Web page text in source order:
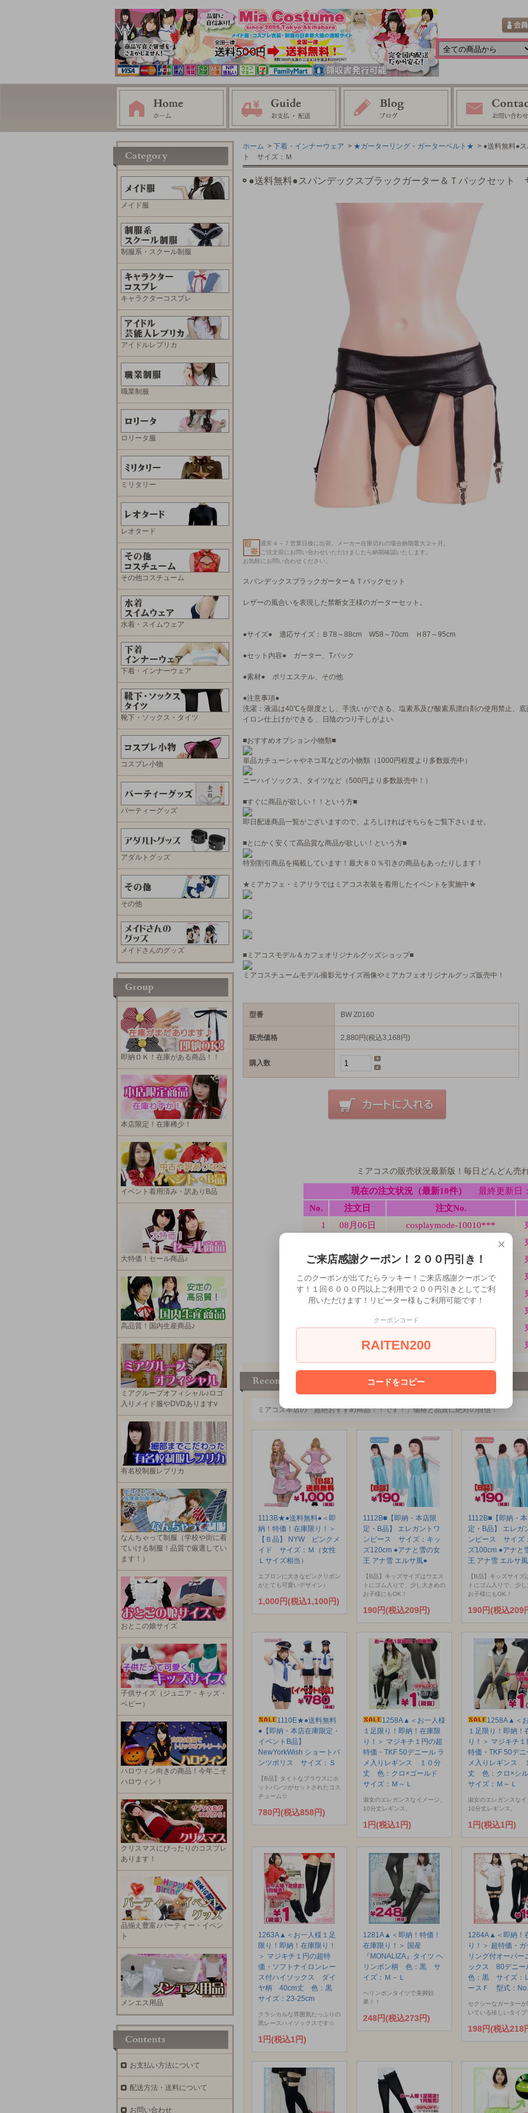
ホーム > 下着・インナーウェア > ★ガーターリング・ガーターベルト★ > ●送料無料●
ト サイズ：Ｍ
●送料無料●スパンデックスブラックガーター＆Ｔバックセット
通常４～７営業日後に出荷。メーカー在庫切れの場合納期最大２ヶ月。
ご注文前にお問い合わせいただけましたら納期確認いたします。
お気軽にお問い合わせください。
スパンデックスブラックガーター＆Ｔバックセット
レザーの風合いを表現した禁断女王様のガーターセット。
●サイズ● 適応サイズ：Ｂ78～88cm W58～70cm Ｈ87～95cm
●セット内容● ガーター、Tバック
●素材● ポリエステル、その他
●注意事項●
洗濯：液温は40℃を限度とし、手洗いができる、塩素系及び酸素系漂白剤の使用禁止、
イロン仕上げができる 、日陰のつり干しがよい
■おすすめオプション小物類■
単品カチューシャやネコ耳などの小物類（1000円程度より多数販売中）
ニーハイソックス、タイツなど（500円より多数販売中！）
■すぐに商品が欲しい！！という方■
即日配達商品一覧がございますので、よろしければそちらをご覧下さいませ。
■とにかく安くて高品質な商品が欲しい！という方■
特別割引商品を掲載しています！最大８０％引きの商品もあったりします！
★ミアカフェ・ミアリラではミアコス衣装を着用したイベントを実施中★
■ミアコスモデル＆カフェオリジナルグッズショップ■
ミアコスチュームモデル撮影元サイズ画像やミアカフェオリジナルグッズ販売中！
型番 BW Z0160
販売価格 2,880円(税込3,168円)
購入数
ミアコスの販売状況最新版！毎日どんどん売
ミアコス本店の「超絶おすすめ商品！！です！」価格と品質に絶対の自信！
1113B★●送料無料●＜即
納！特価！在庫限り！＞
【Ｂ品】 NYW ピンクメ
イド サイズ：Ｍ（女性
Ｌサイズ相当）
エプロンに大きなピンクリボン
がとても可愛いデザイン♪
1,000円(税込1,100円)
1112B■【即納・本店限
定・B品】 エレガントワ
ンピース サイズ：キッ
ズ120cm ●アナと雪の女
王 アナ雪 エルサ風●
【B品】キッズサイズはウエス
トにゴム入りで、少し大きめの
お子様にもOK！
190円(税込209円)
1112B■【即納・
定・B品】 エレガ
ンピース サイズ
ズ100cm ●アナと
王 アナ雪 エルサ
【B品】キッズサイズ
トにゴム入りで、少
お子様にもOK！
190円(税込209
1110E★●送料無料
●【即納・本店在庫限定・
イベントB品】
NewYorkWish ショートパ
ンツポリス サイズ：Ｓ
【B品】タイトなブラウスにホ
ットパンツがセットされたコス
チューム☆
780円(税込858円)
1258A▲＜お一人様
１足限り！即納！在庫限
り！＞ マジキチ１円の超
特価・TKF 50デニール ラ
メ入りレギンス １０分
丈 色：クロ×ゴールド
サイズ：Ｍ～Ｌ
淑女のエレガンスなイメージ、
10分丈レギンス。
1円(税込1円)
1258A▲＜
１足限り！即納！
り！＞ マジキチ１
特価・TKF 50デニ
メ入りレギンス
丈 色：クロ×シ
サイズ：Ｍ～Ｌ
淑女のエレガンスなイ
10分丈レギンス。
1円(税込1円)
1263A▲＜お一人様１足
限り！即納！在庫限り！
＞ マジキチ１円の超特
価・ソフトナイロンレー
ス付ハイソックス ダイ
ヤ柄 40cm丈 色：黒
サイズ：23-25cm
クラシカルな雰囲気たっぷりの
黒レースハイソックスです☆
1円(税込1円)
1281A▲＜即納！特価！
在庫限り！＞ 国産
『MONALIZA』タイツ ヘ
リンボン柄 色：黒 サ
イズ：Ｍ－Ｌ
ヘリンボンタイツで美脚効
果！！
248円(税込273円)
1264A▲＜即納！
り！＞ 超特価・ガ
リング付オーバー
ックス 80デニ
色：黒 サイズ：
ースＦ 型式：
セクシーなガーターが
いている珍しいタイプ
198円(税込218
メイド服
制服系・スクール制服
キャラクターコスプレ
アイドルレプリカ
職業制服
ロリータ服
ミリタリー
レオタード
その他コスチューム
水着・スイムウェア
下着・インナーウェア
靴下・ソックス・タイツ
コスプレ小物
パーティーグッズ
アダルトグッズ
その他
メイドさんのグッズ
即納ＯＫ！在庫がある商品！！
本店限定！在庫稀少！
イベント着用済み・訳ありB品
大特価！セール商品♪
高品質！国内生産商品♪
ミアグループオフィシャル♪ロゴ
入りメイド服やDVDありますv
有名校制服レプリカ
なんちゃって制服（学校や街に着
ていける制服！品質で厳選してい
ます！）
おとこの娘サイズ
子供サイズ（ジュニア・キッズ・
ベビー）
ハロウィン向きの商品！今年こそ
ハロウィン！
クリスマスにぴったりのコスプレ
あります！
品揃え豊富♪パーティー・イベン
ト
メンエス用品
お支払い方法について
配送方法・送料について
お問い合わせ
×
ご来店感謝クーポン！２００円引き！
このクーポンが出てたらラッキー！ご来店感謝クーポンで
す！１回６０００円以上ご利用で２００円引きとしてご利
用いただけます！リピーター様もご利用可能です！
クーポンコード
RAITEN200
コードをコピー